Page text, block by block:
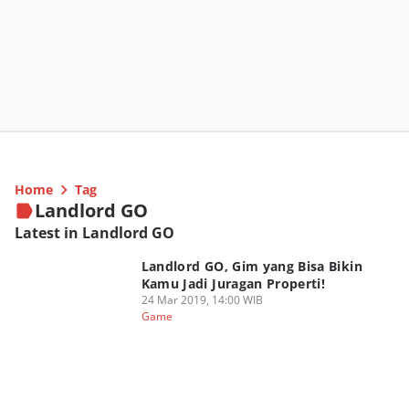
Home Tag
Landlord GO
Latest in Landlord GO
Landlord GO, Gim yang Bisa Bikin
Kamu Jadi Juragan Properti!
24 Mar 2019, 14:00 WIB
Game